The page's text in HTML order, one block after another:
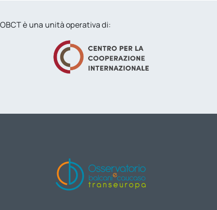
OBCT è una unità operativa di: